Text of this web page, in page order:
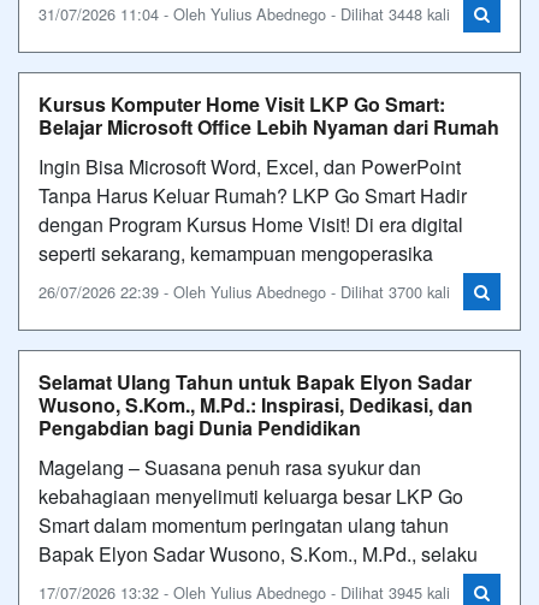
31/07/2026 11:04 - Oleh Yulius Abednego - Dilihat 3448 kali
Kursus Komputer Home Visit LKP Go Smart:
Belajar Microsoft Office Lebih Nyaman dari Rumah
Ingin Bisa Microsoft Word, Excel, dan PowerPoint
Tanpa Harus Keluar Rumah? LKP Go Smart Hadir
dengan Program Kursus Home Visit! Di era digital
seperti sekarang, kemampuan mengoperasika
26/07/2026 22:39 - Oleh Yulius Abednego - Dilihat 3700 kali
Selamat Ulang Tahun untuk Bapak Elyon Sadar
Wusono, S.Kom., M.Pd.: Inspirasi, Dedikasi, dan
Pengabdian bagi Dunia Pendidikan
Magelang – Suasana penuh rasa syukur dan
kebahagiaan menyelimuti keluarga besar LKP Go
Smart dalam momentum peringatan ulang tahun
Bapak Elyon Sadar Wusono, S.Kom., M.Pd., selaku
17/07/2026 13:32 - Oleh Yulius Abednego - Dilihat 3945 kali